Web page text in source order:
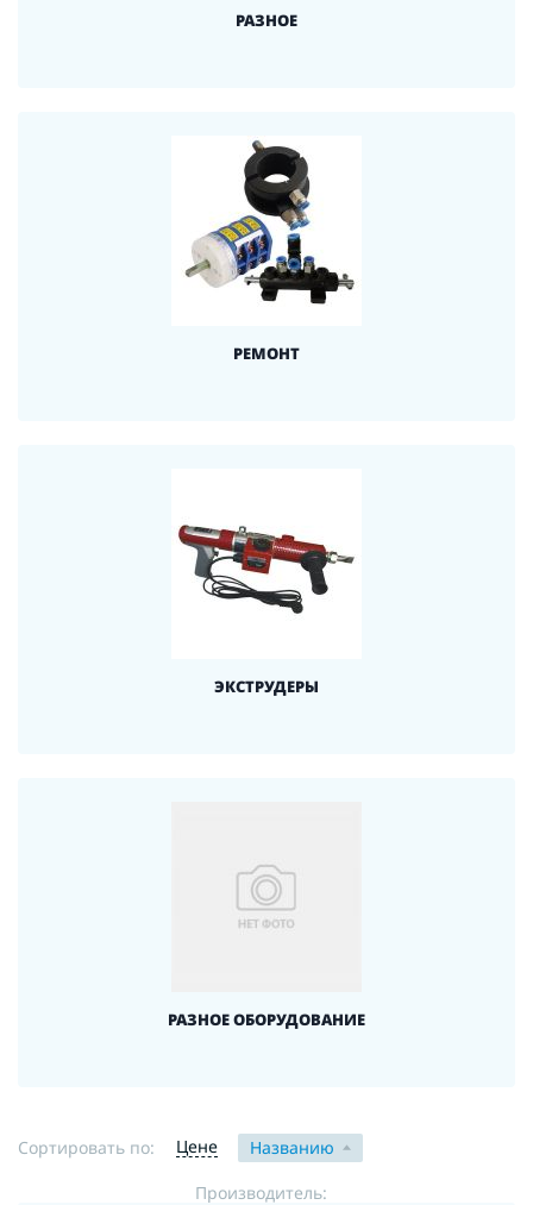
РАЗНОЕ
РЕМОНТ
ЭКСТРУДЕРЫ
РАЗНОЕ ОБОРУДОВАНИЕ
Сортировать по: Цене Названию
Производитель: